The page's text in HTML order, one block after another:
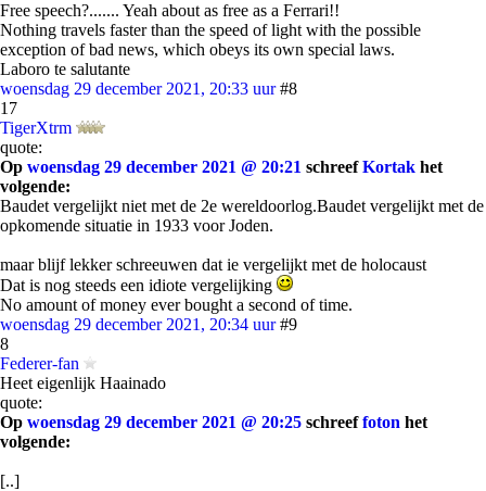
Free speech?....... Yeah about as free as a Ferrari!!
Nothing travels faster than the speed of light with the possible
exception of bad news, which obeys its own special laws.
Laboro te salutante
woensdag 29 december 2021, 20:33 uur #8
17
TigerXtrm
quote:
Op woensdag 29 december 2021 @ 20:21 schreefKortak het
volgende:
Baudet vergelijkt niet met de 2e wereldoorlog.Baudet vergelijkt met de
opkomende situatie in 1933 voor Joden.
maar blijf lekker schreeuwen dat ie vergelijkt met de holocaust
Dat is nog steeds een idiote vergelijking
No amount of money ever bought a second of time.
woensdag 29 december 2021, 20:34 uur #9
8
Federer-fan
Heet eigenlijk Haainado
quote:
Op woensdag 29 december 2021 @ 20:25 schreeffoton het
volgende:
[..]